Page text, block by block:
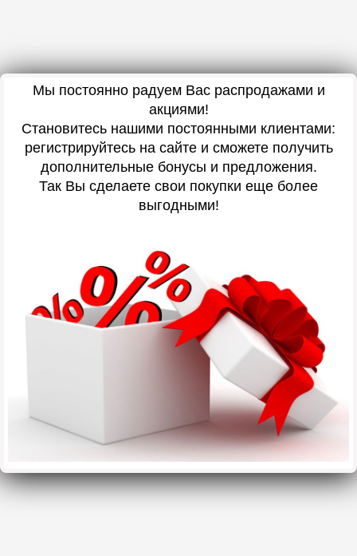
Мы постоянно радуем Вас распродажами и
акциями!
Становитесь нашими постоянными клиентами:
регистрируйтесь на сайте и сможете получить
дополнительные бонусы и предложения.
Так Вы сделаете свои покупки еще более
выгодными!